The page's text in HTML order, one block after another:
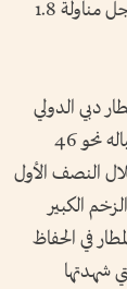
2024، بزيادة نسبتها 22% على العام الماضي، الذي سجل مناولة 1.8
دبي الدولي
أداءً قياسياً خلال النصف الأول من عام 2025، باستقباله نحو 46
النصف الأول
هذا النمو السنوي البالغ 2.3%، الزخم الكبير
في الحفاظ
شهدتها